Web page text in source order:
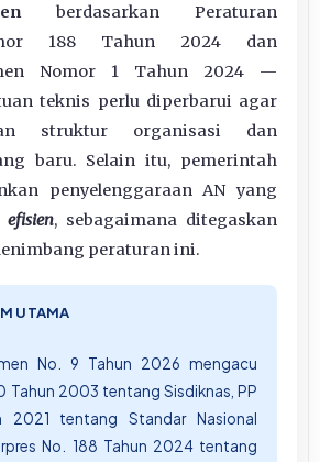
berdasarkan Peraturan
188 Tahun 2024 dan
Nomor 1 Tahun 2024 —
teknis perlu diperbarui agar
struktur organisasi dan
baru. Selain itu, pemerintah
penyelenggaraan AN yang
, sebagaimana ditegaskan
peraturan ini.
UTAMA
No. 9 Tahun 2026 mengacu
Tahun 2003 tentang Sisdiknas, PP
2021 tentang Standar Nasional
No. 188 Tahun 2024 tentang